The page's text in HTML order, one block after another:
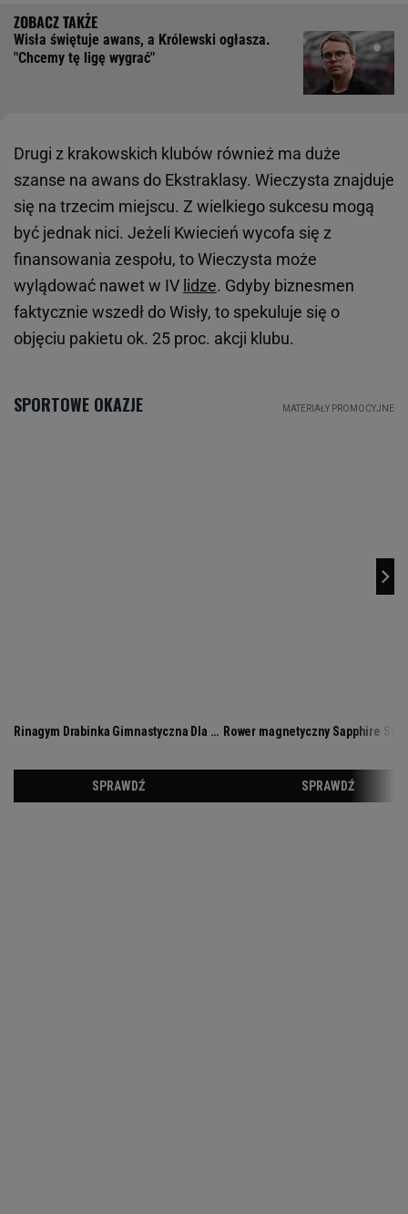
Wisła świętuje awans, a Królewski ogłasza.
"Chcemy tę ligę wygrać"
Drugi z krakowskich klubów również ma duże
szanse na awans do Ekstraklasy. Wieczysta znajduje
się na trzecim miejscu. Z wielkiego sukcesu mogą
być jednak nici. Jeżeli Kwiecień wycofa się z
finansowania zespołu, to Wieczysta może
wylądować nawet w IV lidze. Gdyby biznesmen
faktycznie wszedł do Wisły, to spekuluje się o
objęciu pakietu ok. 25 proc. akcji klubu.